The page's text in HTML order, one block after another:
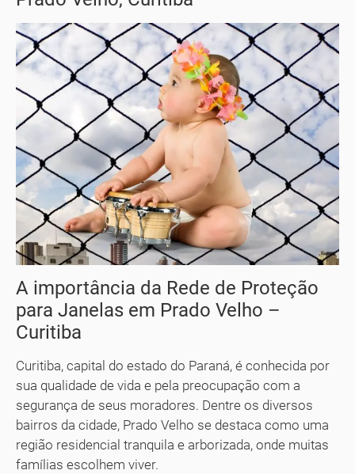
A importância da Rede de Proteção
para Janelas em Prado Velho –
Curitiba
Curitiba, capital do estado do Paraná, é conhecida por
sua qualidade de vida e pela preocupação com a
segurança de seus moradores. Dentre os diversos
bairros da cidade, Prado Velho se destaca como uma
região residencial tranquila e arborizada, onde muitas
famílias escolhem viver.